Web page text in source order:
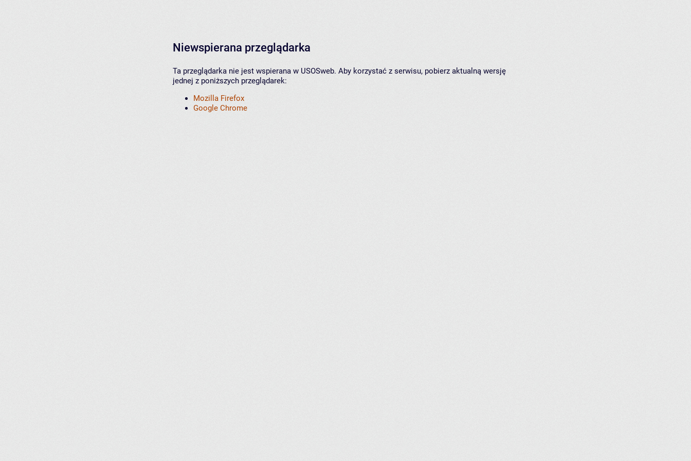
Niewspierana przeglądarka
Ta przeglądarka nie jest wspierana w USOSweb. Aby korzystać z serwisu, pobierz aktualną wersję
jednej z poniższych przeglądarek:
Mozilla Firefox
Google Chrome